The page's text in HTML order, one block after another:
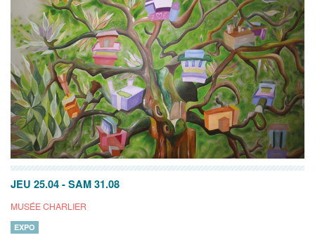
JEU 25.04 - SAM 31.08
MUSÉE CHARLIER
EXPO